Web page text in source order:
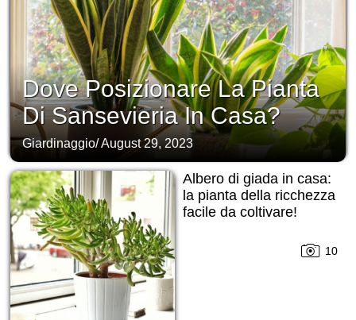
Dove Posizionare La Pianta
Di Sansevieria In Casa?
Giardinaggio/August 29, 2023
Albero di giada in casa:
la pianta della ricchezza
facile da coltivare!
10